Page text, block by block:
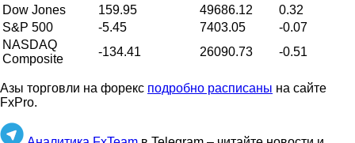
Dow Jones
159.95 49686.12
0.32
S&P 500
-5.45 7403.05
-0.07
NASDAQ
Composite
-134.41 26090.73 -0.51
Азы торговли на форекс подробно расписаны на сайте
FxPro.